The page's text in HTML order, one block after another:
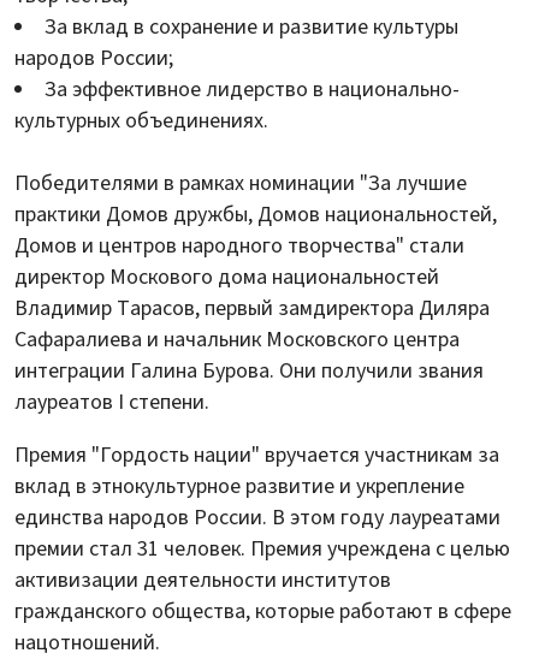
За вклад в сохранение и развитие культуры
народов России;
За эффективное лидерство в национально-
культурных объединениях.
Победителями в рамках номинации "За лучшие
практики Домов дружбы, Домов национальностей,
Домов и центров народного творчества" стали
директор Москового дома национальностей
Владимир Тарасов, первый замдиректора Диляра
Сафаралиева и начальник Московского центра
интеграции Галина Бурова. Они получили звания
лауреатов I степени.
Премия "Гордость нации" вручается участникам за
вклад в этнокультурное развитие и укрепление
единства народов России. В этом году лауреатами
премии стал 31 человек. Премия учреждена с целью
активизации деятельности институтов
гражданского общества, которые работают в сфере
нацотношений.